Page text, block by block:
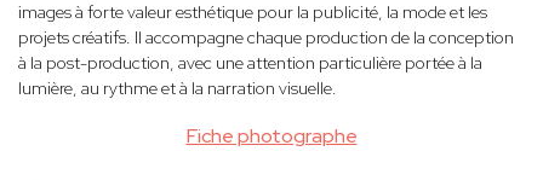
Fiche photographe
images à forte valeur esthétique pour la publicité, la mode et les
projets créatifs. Il accompagne chaque production de la conception
à la post-production, avec une attention particulière portée à la
lumière, au rythme et à la narration visuelle.